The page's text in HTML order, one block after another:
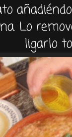
Lo
ligarlo